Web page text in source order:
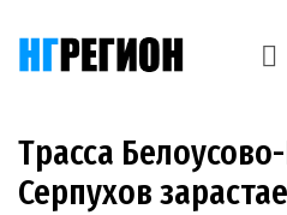
Трасса
Серпухов